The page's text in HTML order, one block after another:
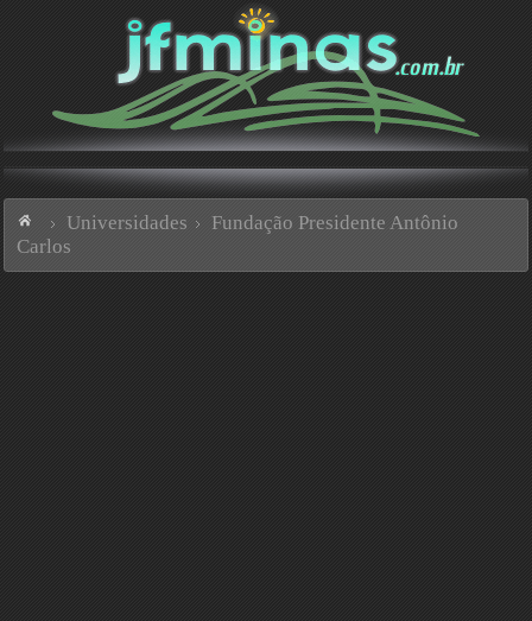
Universidades
Fundação Presidente Antônio
Carlos